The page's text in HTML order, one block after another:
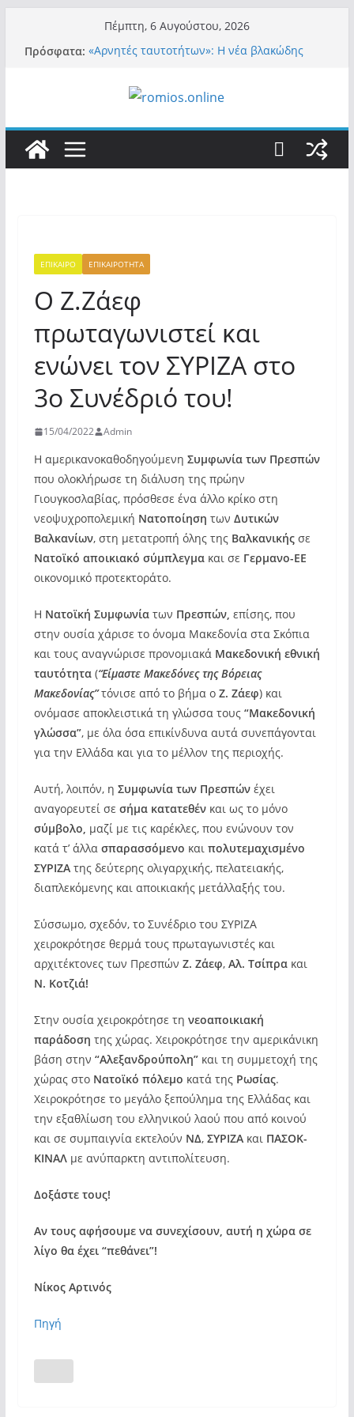
περιεχόμενο
Πέμπτη, 6 Αυγούστου, 2026
Πρόσφατα: «Αρνητές ταυτοτήτων»: Η νέα βλακώδης
Βόμβα: Με στήριξη Musk το νέο κόμμα
Κασιδιάρη – Οι ένοικοι του Μαξίμου σε
Ελλάδα
Σύρος: Βρετανίδα τουρίστρια έμεινε σε κώμα
42 ημέρες μετά από τσίμπημα τσιμπουριού!
ΕΠΙΚΑΙΡΟ ΕΠΙΚΑΙΡΟΤΗΤΑ
Ο Ζ.Ζάεφ
πρωταγωνιστεί και
ενώνει τον ΣΥΡΙΖΑ στο
3ο Συνέδριό του!
15/04/2022 Admin
Η αμερικανοκαθοδηγούμενη Συμφωνία των Πρεσπών
που ολοκλήρωσε τη διάλυση της πρώην
Γιουγκοσλαβίας, πρόσθεσε ένα άλλο κρίκο στη
νεοψυχροπολεμική Νατοποίηση των Δυτικών
Βαλκανίων, στη μετατροπή όλης της Βαλκανικήςσε
Νατοϊκό αποικιακό σύμπλεγμακαι σε Γερμανο-ΕΕ
οικονομικό προτεκτοράτο.
Η Νατοϊκή Συμφωνίατων Πρεσπών, επίσης, που
στην ουσία χάρισε το όνομα Μακεδονία στα Σκόπια
και τους αναγνώρισε προνομιακά Μακεδονική εθνική
ταυτότητα(“Είμαστε Μακεδόνες της Βόρειας
Μακεδονίας”τόνισε από το βήμα ο Ζ. Ζάεφ) και
ονόμασε αποκλειστικά τη γλώσσα τους “Μακεδονική
γλώσσα”, με όλα όσα επικίνδυνα αυτά συνεπάγονται
για την Ελλάδα και για το μέλλον της περιοχής.
Αυτή, λοιπόν, η Συμφωνία των Πρεσπώνέχει
αναγορευτεί σε σήμα κατατεθένκαι ως το μόνο
σύμβολο, μαζί με τις καρέκλες, που ενώνουν τον
κατά τ’ άλλα σπαρασσόμενο και πολυτεμαχισμένο
ΣΥΡΙΖΑτης δεύτερης ολιγαρχικής, πελατειακής,
διαπλεκόμενης και αποικιακής μετάλλαξής του.
Σύσσωμο, σχεδόν, το Συνέδριο του ΣΥΡΙΖΑ
χειροκρότησε θερμά τους πρωταγωνιστές και
αρχιτέκτονες των Πρεσπών Ζ. Ζάεφ, Αλ. Τσίπρακαι
Ν. Κοτζιά!
Στην ουσία χειροκρότησε τη νεοαποικιακή
παράδοση της χώρας. Χειροκρότησε την αμερικάνικη
βάση στην “Αλεξανδρούπολη”και τη συμμετοχή της
χώρας στο Νατοϊκό πόλεμο κατά της Ρωσίας.
Χειροκρότησε το μεγάλο ξεπούλημα της Ελλάδας και
την εξαθλίωση του ελληνικού λαού που από κοινού
και σε συμπαιγνία εκτελούν ΝΔ, ΣΥΡΙΖΑκαι ΠΑΣΟΚ-
ΚΙΝΑΛμε ανύπαρκτη αντιπολίτευση.
Δοξάστε τους!
Αν τους αφήσουμε να συνεχίσουν, αυτή η χώρα σε
λίγο θα έχει “πεθάνει”!
Νίκος Αρτινός
Πηγή